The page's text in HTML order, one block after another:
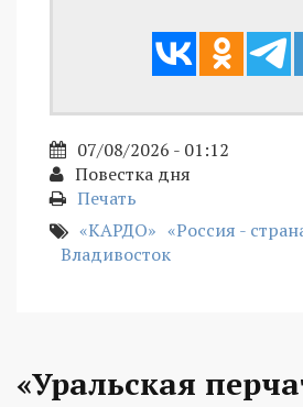
07/08/2026 - 01:12
Повестка дня
Печать
«КАРДО» «Россия -
Владивосток
«Уральская